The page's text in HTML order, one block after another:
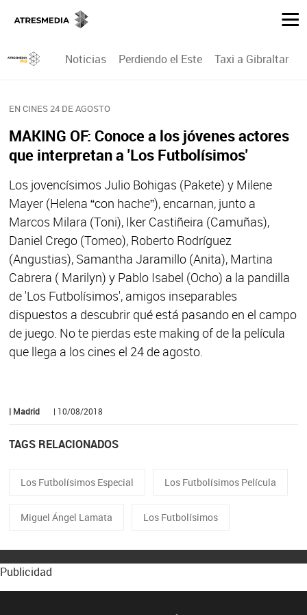
Noticias Perdiendo el Este Taxi a Gibraltar
EN CINES 24 DE AGOSTO
MAKING OF: Conoce a los jóvenes actores
que interpretan a 'Los Futbolísimos'
Los jovencísimos Julio Bohigas (Pakete) y Milene
Mayer (Helena “con hache”), encarnan, junto a
Marcos Milara (Toni), Iker Castiñeira (Camuñas),
Daniel Crego (Tomeo), Roberto Rodríguez
(Angustias), Samantha Jaramillo (Anita), Martina
Cabrera ( Marilyn) y Pablo Isabel (Ocho) a la pandilla
de 'Los Futbolísimos', amigos inseparables
dispuestos a descubrir qué está pasando en el campo
de juego. No te pierdas este making of de la película
que llega a los cines el 24 de agosto.
| Madrid | 10/08/2018
TAGS RELACIONADOS
Los Futbolísimos Especial Los Futbolísimos Película
Miguel Ángel Lamata Los Futbolísimos
Publicidad